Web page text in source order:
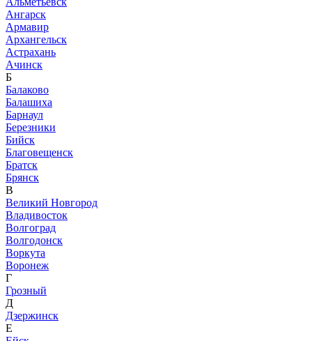
Ангарск
Армавир
Архангельск
Астрахань
Ачинск
Б
Балаково
Балашиха
Барнаул
Березники
Бийск
Благовещенск
Братск
Брянск
В
Великий Новгород
Владивосток
Волгоград
Волгодонск
Воркута
Воронеж
Г
Грозный
Д
Дзержинск
Е